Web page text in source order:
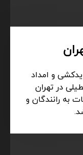
و امداد
در تهران
به رانندگان و